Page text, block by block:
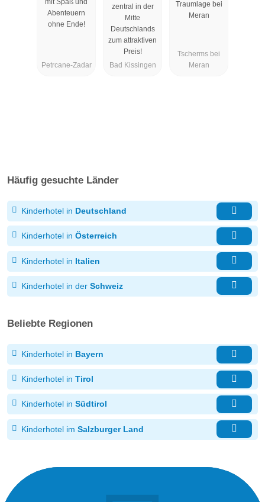
mit Spaß und
Abenteuern
ohne Ende!
Petrcane-Zadar
zentral in der
Mitte
Deutschlands
zum attraktiven
Preis!
Bad Kissingen
Suiten
Traumlage bei
Meran
Tscherms bei
Meran
Häufig gesuchte Länder
Kinderhotel in Deutschland
Kinderhotel in Österreich
Kinderhotel in Italien
Kinderhotel in der Schweiz
Beliebte Regionen
Kinderhotel in Bayern
Kinderhotel in Tirol
Kinderhotel in Südtirol
Kinderhotel im Salzburger Land